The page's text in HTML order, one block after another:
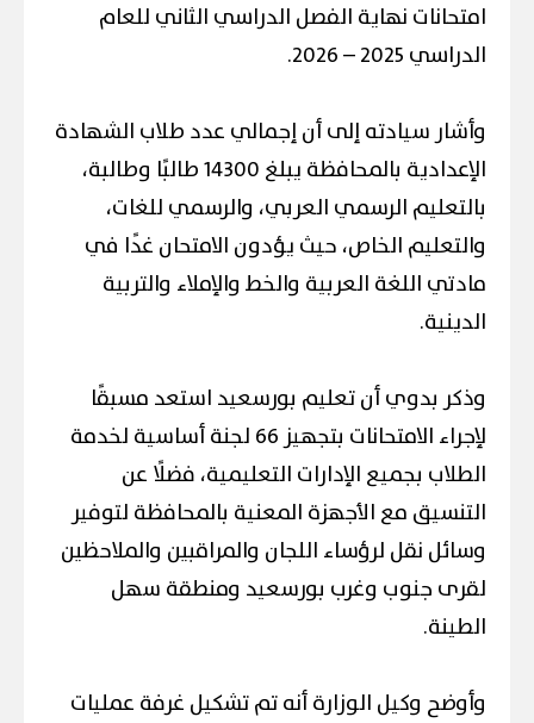
امتحانات نهاية الفصل الدراسي الثاني للعام
الدراسي 2025 – 2026.
وأشار سيادته إلى أن إجمالي عدد طلاب الشهادة
الإعدادية بالمحافظة يبلغ 14300 طالبًا وطالبة،
بالتعليم الرسمي العربي، والرسمي للغات،
والتعليم الخاص، حيث يؤدون الامتحان غدًا في
مادتي اللغة العربية والخط والإملاء والتربية
الدينية.
وذكر بدوي أن تعليم بورسعيد استعد مسبقًا
لإجراء الامتحانات بتجهيز 66 لجنة أساسية لخدمة
الطلاب بجميع الإدارات التعليمية، فضلًا عن
التنسيق مع الأجهزة المعنية بالمحافظة لتوفير
وسائل نقل لرؤساء اللجان والمراقبين والملاحظين
لقرى جنوب وغرب بورسعيد ومنطقة سهل
الطينة.
وأوضح وكيل الوزارة أنه تم تشكيل غرفة عمليات